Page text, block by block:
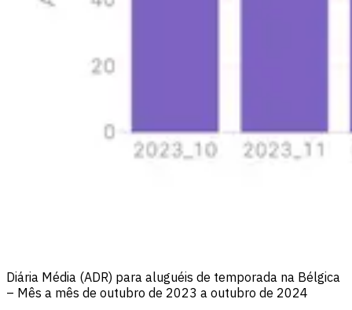
Diária Média (ADR) para aluguéis de temporada na Bélgica
– Mês a mês de outubro de 2023 a outubro de 2024